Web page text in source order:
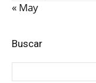
« May
Buscar